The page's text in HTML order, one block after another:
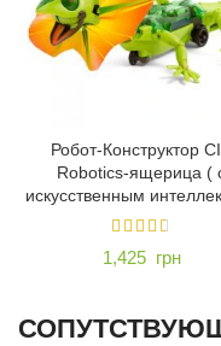
Робот-Конструктор
Robotics-ящерица (
искусственным
1,425 грн